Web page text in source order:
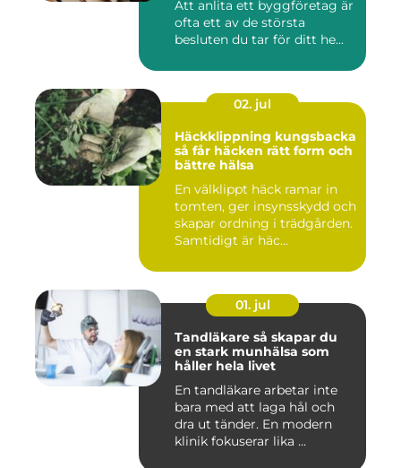
Att anlita ett byggföretag är
ofta ett av de största
besluten du tar för ditt he...
02. jul
Häckklippning kungsbacka
så får häcken rätt form och
bättre hälsa
En välklippt häck ramar in
tomten, ger insynsskydd och
skapar ordning i trädgården.
Samtidigt är häc...
01. jul
Tandläkare så skapar du
en stark munhälsa som
håller hela livet
En tandläkare arbetar inte
bara med att laga hål och
dra ut tänder. En modern
klinik fokuserar lika ...